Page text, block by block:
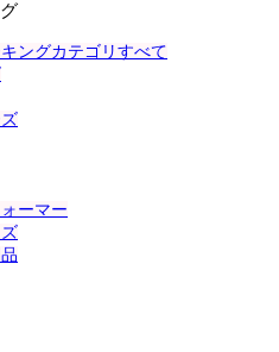
ングカテゴリすべて
ーマー